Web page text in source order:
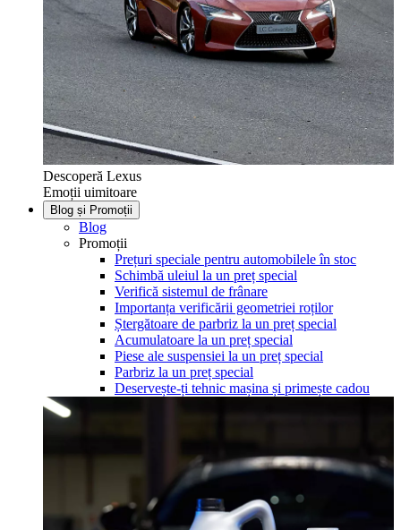
Descoperă Lexus
Emoții uimitoare
Blog și Promoții
Blog
Promoții
Prețuri speciale pentru automobilele în stoc
Schimbă uleiul la un preț special
Verifică sistemul de frânare
Importanța verificării geometriei roților
Ștergătoare de parbriz la un preț special
Acumulatoare la un preț special
Piese ale suspensiei la un preț special
Parbriz la un preț special
Deservește-ți tehnic mașina și primește cadou